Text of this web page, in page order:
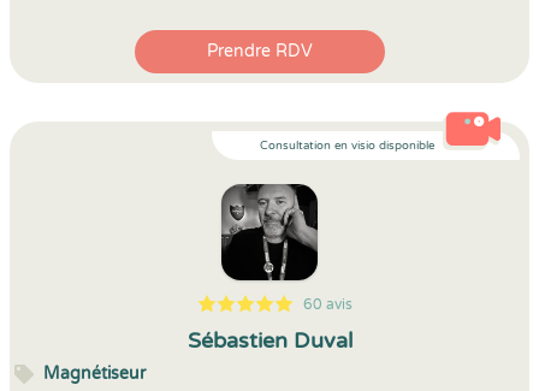
Prendre RDV
Consultation en visio disponible
5
1
5
60 60 avis
Sébastien Duval
Magnétiseur